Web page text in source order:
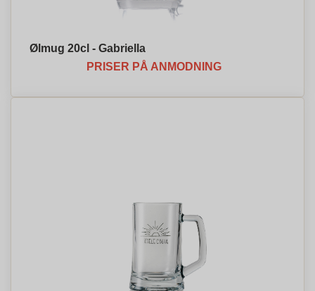
Ølmug 20cl - Gabriella
PRISER PÅ ANMODNING